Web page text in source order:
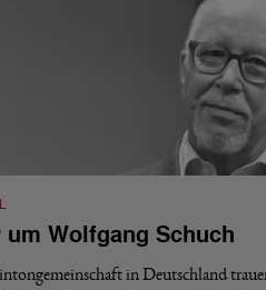
um Wolfgang Schuch
in Deutschland